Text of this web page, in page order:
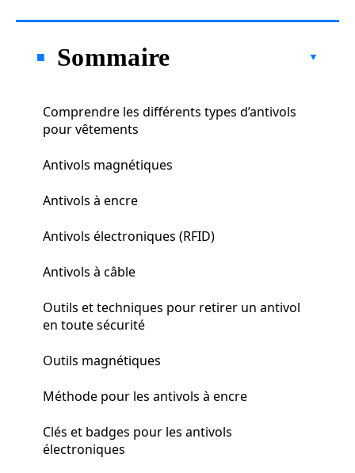
Sommaire
Comprendre les différents types d’antivols
pour vêtements
Antivols magnétiques
Antivols à encre
Antivols électroniques (RFID)
Antivols à câble
Outils et techniques pour retirer un antivol
en toute sécurité
Outils magnétiques
Méthode pour les antivols à encre
Clés et badges pour les antivols
électroniques